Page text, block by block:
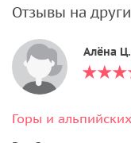
Отзывы на
Алёна Ц.